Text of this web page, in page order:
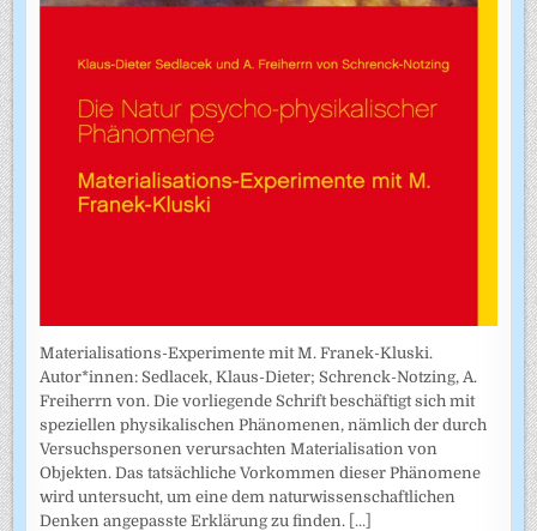
Materialisations-Experimente mit M. Franek-Kluski.
Autor*innen: Sedlacek, Klaus-Dieter; Schrenck-Notzing, A.
Freiherrn von. Die vorliegende Schrift beschäftigt sich mit
speziellen physikalischen Phänomenen, nämlich der durch
Versuchspersonen verursachten Materialisation von
Objekten. Das tatsächliche Vorkommen dieser Phänomene
wird untersucht, um eine dem naturwissenschaftlichen
Denken angepasste Erklärung zu finden. [...]